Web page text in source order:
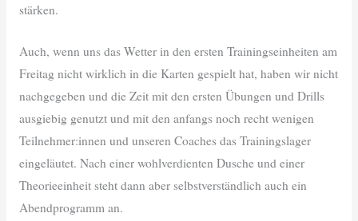
stärken.
Auch, wenn uns das Wetter in den ersten Trainingseinheiten am
Freitag nicht wirklich in die Karten gespielt hat, haben wir nicht
nachgegeben und die Zeit mit den ersten Übungen und Drills
ausgiebig genutzt und mit den anfangs noch recht wenigen
Teilnehmer:innen und unseren Coaches das Trainingslager
eingeläutet. Nach einer wohlverdienten Dusche und einer
Theorieeinheit steht dann aber selbstverständlich auch ein
Abendprogramm an.